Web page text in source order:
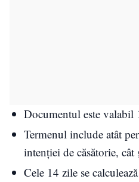
Documentul este valabil
Termenul include atât
intenției de căsătorie,
Cele 14 zile se